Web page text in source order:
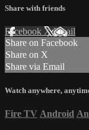
Share with friends
Facebook XEmail
Share on Facebook
Share on X
Share via Email
Watch anywhere,
Fire TV Android